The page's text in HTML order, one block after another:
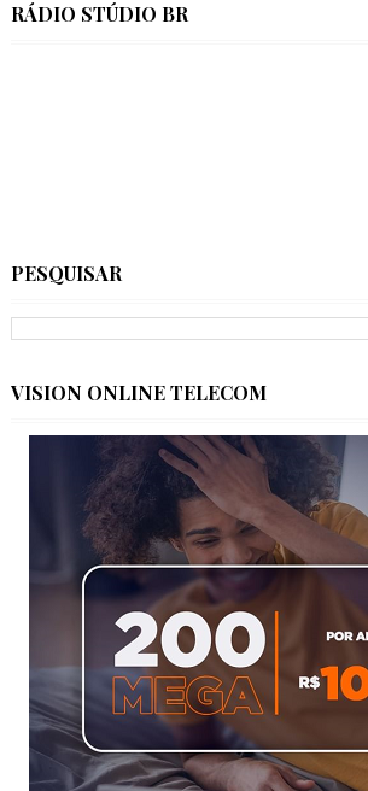
RÁDIO STÚDIO BR
PESQUISAR
VISION ONLINE TELECOM